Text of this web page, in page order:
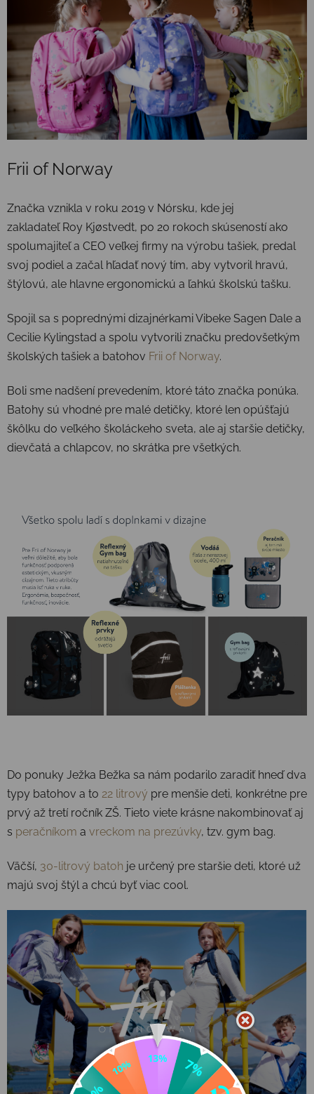
Frii of Norway
Značka vznikla v roku 2019 v Nórsku, kde jej
zakladateľ Roy Kjøstvedt, po 20 rokoch skúseností ako
spolumajiteľ a CEO veľkej firmy na výrobu tašiek, predal
svoj podiel a začal hľadať nový tím, aby vytvoril hravú,
štýlovú, ale hlavne ergonomickú a ľahkú školskú tašku.
Spojil sa s poprednými dizajnérkami Vibeke Sagen Dale a
Cecilie Kylingstad a spolu vytvorili značku predovšetkým
školských tašiek a batohov Frii of Norway.
Boli sme nadšení prevedením, ktoré táto značka ponúka.
Batohy sú vhodné pre malé detičky, ktoré len opúšťajú
škôlku do veľkého školáckeho sveta, ale aj staršie detičky,
dievčatá a chlapcov, no skrátka pre všetkých.
Do ponuky Ježka Bežka sa nám podarilo zaradiť hneď dva
typy batohov a to 22 litrový pre menšie deti, konkrétne pre
prvý až tretí ročník ZŠ. Tieto viete krásne nakombinovať aj
s peračníkom a vreckom na prezúvky, tzv. gym bag.
Väčší, 30-litrový batoh je určený pre staršie deti, ktoré už
majú svoj štýl a chcú byť viac cool.